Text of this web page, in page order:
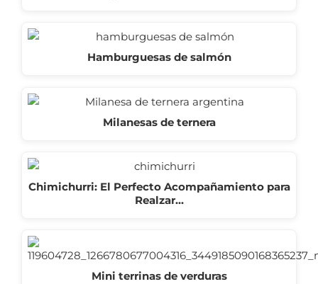
Hamburguesas de salmón
Milanesas de ternera
Chimichurri: El Perfecto Acompañamiento para
Realzar…
Mini terrinas de verduras